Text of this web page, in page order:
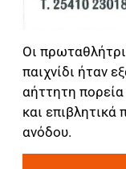
Οι
παιχνίδι ήταν
αήττητη
και επιβλητικά
ανόδου.